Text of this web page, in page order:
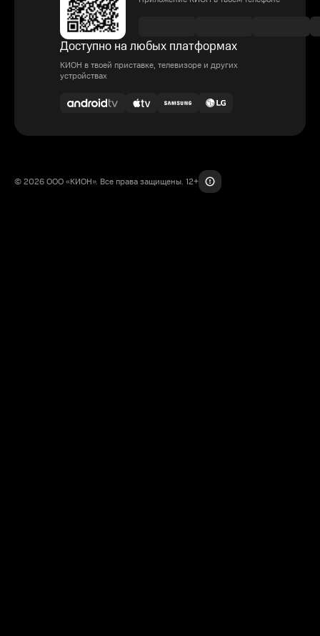
Доступно на любых платформах
КИОН в твоей приставке, телевизоре и других
устройствах
© 2026 ООО «КИОН». Все права защищены. 12+